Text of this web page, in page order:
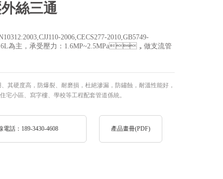
絲三通
2006,CECS277-2010,GB5749-
主，承受壓力：1.6MP~2.5MPa，做支流管
，防爆裂、耐磨損，杜絕滲漏，防鏽蝕，耐溫性能好，
宅小區、寫字樓、學校等工程配套管道係統。
話：189-3430-4608 產品畫冊(PDF)